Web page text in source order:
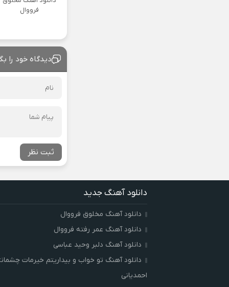
فرووال
دیدگاه خود را
ثبت نظر
دانلود آهنگ جدید
دانلود آهنگ مخلوق فرووال
دانلود آهنگ عمر رفته فرووال
دانلود آهنگ دلبر وحید عباسی
دانلود آهنگ تو خواب و بیداریتم خیرمات
احمدیانی